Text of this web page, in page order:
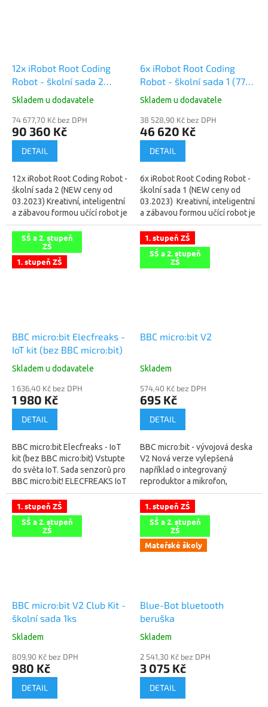
12x iRobot Root Coding
Robot - školní sada 2
(7530 Kč s DPH za 1ks)
Skladem u dodavatele
74 677,70 Kč bez DPH
90 360 Kč
DETAIL
12x iRobot Root Coding Robot -
školní sada 2 (NEW ceny od
03.2023) Kreativní, inteligentní
a zábavou formou učící robot je
tou nejlepší výukovou
pomůckou pro vašeho...
6x iRobot Root Coding
Robot - školní sada 1 (7770
Kč s DPH za 1ks)
Skladem u dodavatele
38 528,90 Kč bez DPH
46 620 Kč
DETAIL
6x iRobot Root Coding Robot -
školní sada 1 (NEW ceny od
03.2023) Kreativní, inteligentní
a zábavou formou učící robot je
tou nejlepší výukovou
pomůckou pro vašeho...
SŠ a 2. stupeň
ZŠ
1. stupeň ZŠ
BBC micro:bit Elecfreaks -
IoT kit (bez BBC micro:bit)
Skladem u dodavatele
1 636,40 Kč bez DPH
1 980 Kč
DETAIL
BBC micro:bit Elecfreaks - IoT
kit (bez BBC micro:bit) Vstupte
do světa IoT. Sada senzorů pro
BBC micro:bit! ELECFREAKS IoT
Kit, kit pro internet věcí je
založen na...
1. stupeň ZŠ
SŠ a 2. stupeň
ZŠ
BBC micro:bit V2
Skladem
574,40 Kč bez DPH
695 Kč
DETAIL
BBC micro:bit - vývojová deska
V2 Nová verze vylepšená
například o integrovaný
reproduktor a mikrofon,
vypínací tlačítko, logo citlivé na
dotek, nový procesor a větší
paměť....
1. stupeň ZŠ
SŠ a 2. stupeň
ZŠ
BBC micro:bit V2 Club Kit -
školní sada 1ks
Skladem
809,90 Kč bez DPH
980 Kč
DETAIL
1. stupeň ZŠ
SŠ a 2. stupeň
ZŠ
Mateřské školy
Blue-Bot bluetooth
beruška
Skladem
2 541,30 Kč bez DPH
3 075 Kč
DETAIL